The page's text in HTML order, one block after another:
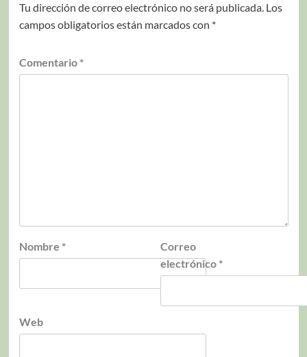
Tu dirección de correo electrónico no será publicada. Los
campos obligatorios están marcados con *
Comentario *
Nombre *
Correo
electrónico *
Web